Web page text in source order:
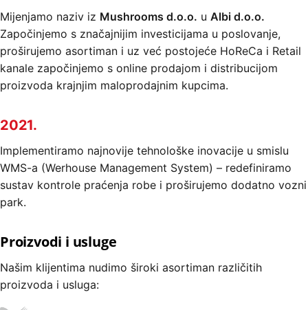
Mijenjamo naziv iz Mushrooms d.o.o. u Albi d.o.o.
Započinjemo s značajnijim investicijama u poslovanje,
proširujemo asortiman i uz već postojeće HoReCa i Retail
kanale započinjemo s online prodajom i distribucijom
proizvoda krajnjim maloprodajnim kupcima.
2021.
Implementiramo najnovije tehnološke inovacije u smislu
WMS-a (Werhouse Management System) – redefiniramo
sustav kontrole praćenja robe i proširujemo dodatno vozni
park.
Proizvodi i usluge
Našim klijentima nudimo široki asortiman različitih
proizvoda i usluga: